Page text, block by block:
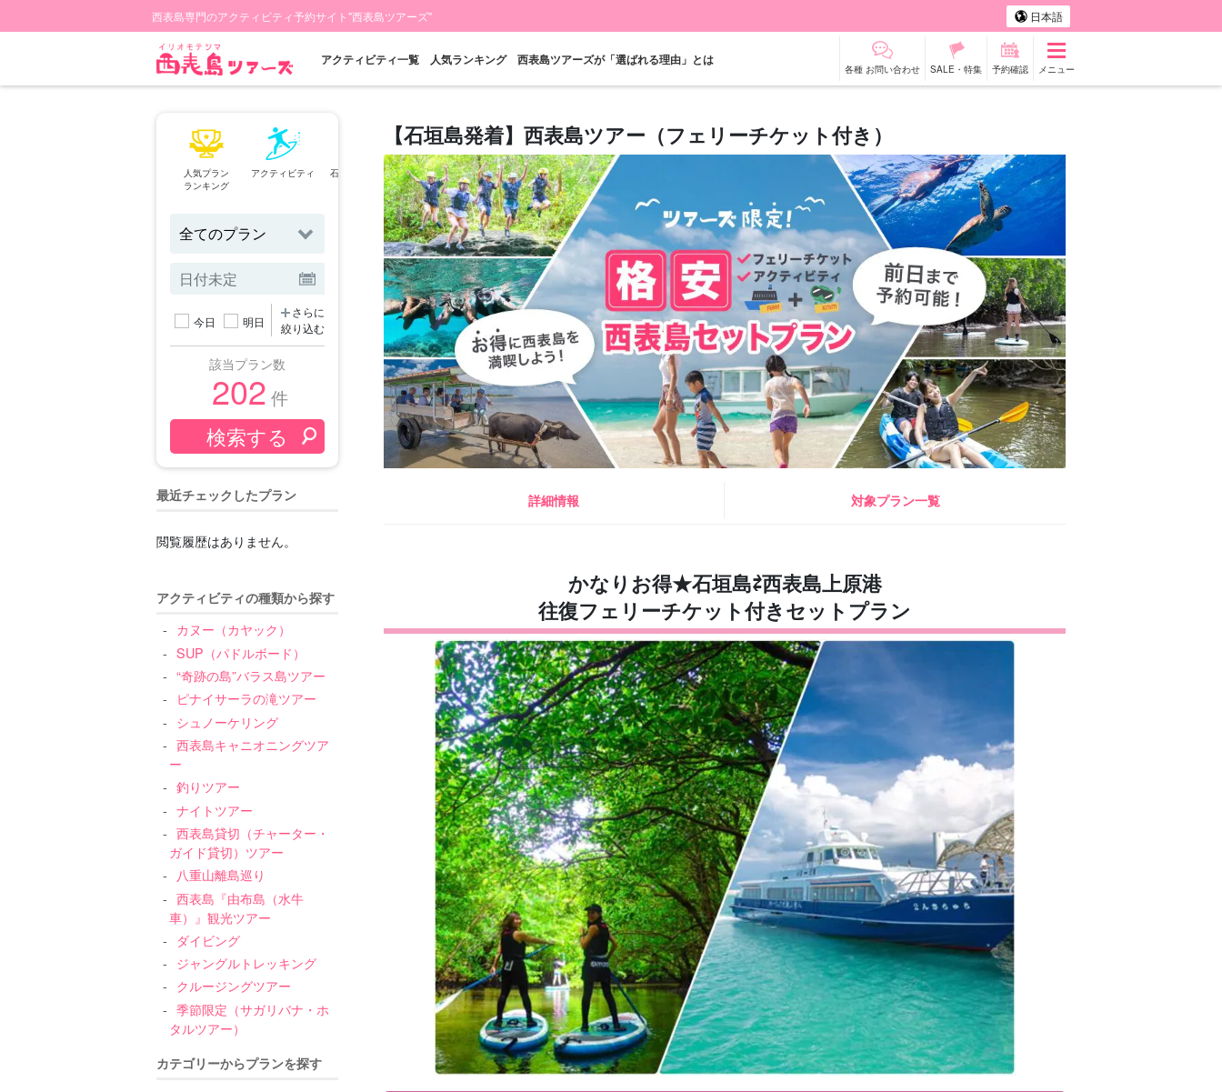
西表島専門のアクティビティ予約サイト"西表島ツアーズ" 日本語
アクティビティ一覧 人気ランキング 西表島ツアーズが「選ばれる理由」とは
各種 お問い合わせ SALE・特集 予約確認 メニュー
人気プラン
ランキング
アクティビティ
石垣島⇄西表島
当日予約OK
プラン
お得な割引
セットプラン
プレミアム
厳選プラン
レンタカー 観光ツアー
今日 明日
さらに
絞り込む
該当プラン数
202 件
最近チェックしたプラン
閲覧履歴はありません。
アクティビティの種類から探す
カヌー（カヤック）
SUP（パドルボード）
“奇跡の島”バラス島ツアー
ピナイサーラの滝ツアー
シュノーケリング
西表島キャニオニングツア
ー
釣りツアー
ナイトツアー
西表島貸切（チャーター・
ガイド貸切）ツアー
八重山離島巡り
西表島『由布島（水牛
車）』観光ツアー
ダイビング
ジャングルトレッキング
クルージングツアー
季節限定（サガリバナ・ホ
タルツアー）
カテゴリーからプランを探す
【石垣島発着】西表島ツアー（フェリーチケット付き）
詳細情報 対象プラン一覧
かなりお得★石垣島⇄西表島上原港
往復フェリーチケット付きセットプラン